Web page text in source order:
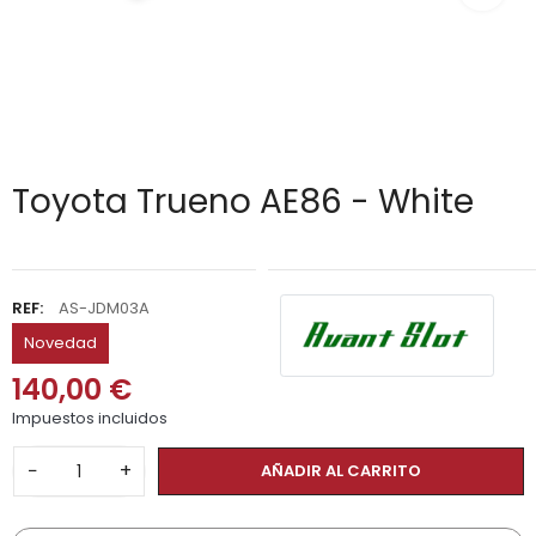
Toyota Trueno AE86 - White
REF:
AS-JDM03A
Novedad
140,00 €
Impuestos incluidos
− + AÑADIR AL CARRITO